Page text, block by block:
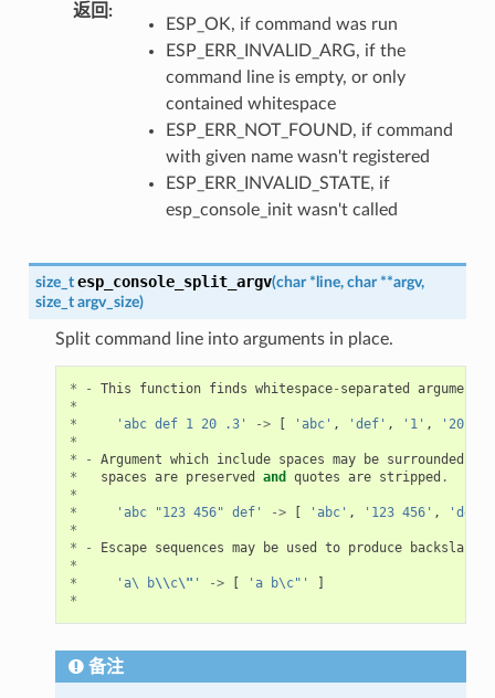
返回 :
ESP_OK, if command was run
ESP_ERR_INVALID_ARG, if the
command line is empty, or only
contained whitespace
ESP_ERR_NOT_FOUND, if command
with given name wasn't registered
ESP_ERR_INVALID_STATE, if
esp_console_init wasn't called
size_t esp_console_split_argv(char * line, char **argv,
size_t argv_size)
Split command line into arguments in place.
* - This function finds whitespace- separated arguments
*
*
'abc def 1 20 .3' -> [ 'abc' , 'def' , '1' , '20'
*
*
- Argument which include spaces may be surrounded
*
spaces are preserved and quotes are stripped .
*
*
'abc "123 456" def' -> [ 'abc' , '123 456' , 'def'
*
*
- Escape sequences may be used to produce backslash
*
*
'a\ b\\c\" ' -> [ 'a b\c"'
]
*
备注